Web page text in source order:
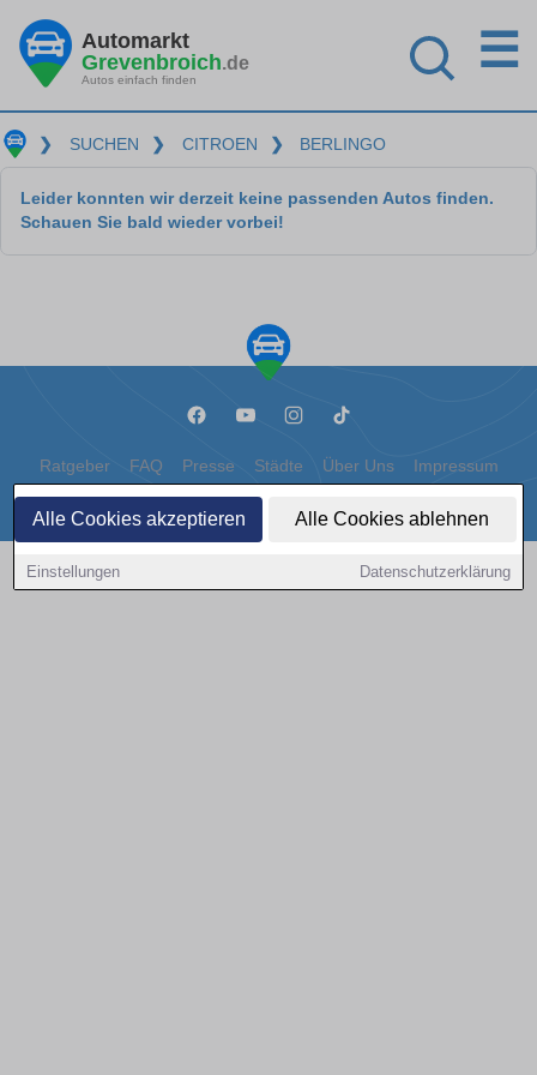
Alle Cookies akzeptieren Alle Cookies ablehnen
Einstellungen Datenschutzerklärung
Automarkt
Grevenbroich.de
Autos einfach finden
☰
❯ SUCHEN ❯ CITROEN ❯ BERLINGO
Leider konnten wir derzeit keine passenden Autos finden.
Schauen Sie bald wieder vorbei!
Ratgeber FAQ Presse Städte Über Uns Impressum
Datenschutz Cookies
Copyright © 2000 - 2026 | 1A Infosysteme GmbH | Content by: 1a-sites-autos